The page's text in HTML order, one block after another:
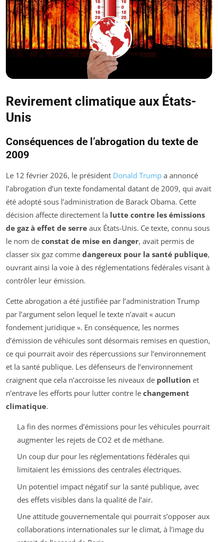
Revirement climatique aux États-
Unis
Conséquences de l’abrogation du texte de
2009
Le 12 février 2026, le président Donald Trump a annoncé
l’abrogation d’un texte fondamental datant de 2009, qui avait
été adopté sous l’administration de Barack Obama. Cette
décision affecte directement la lutte contre les émissions
de gaz à effet de serre aux États-Unis. Ce texte, connu sous
le nom de constat de mise en danger, avait permis de
classer six gaz comme dangereux pour la santé publique,
ouvrant ainsi la voie à des réglementations fédérales visant à
contrôler leur émission.
Cette abrogation a été justifiée par l’administration Trump
par l’argument selon lequel le texte n’avait « aucun
fondement juridique ». En conséquence, les normes
d’émission de véhicules sont désormais remises en question,
ce qui pourrait avoir des répercussions sur l’environnement
et la santé publique. Les défenseurs de l’environnement
craignent que cela n’accroisse les niveaux de pollution et
n’entrave les efforts pour lutter contre le changement
climatique.
La fin des normes d’émissions pour les véhicules pourrait
augmenter les rejets de CO2 et de méthane.
Un coup dur pour les réglementations fédérales qui
limitaient les émissions des centrales électriques.
Un potentiel impact négatif sur la santé publique, avec
des effets visibles dans la qualité de l’air.
Une attitude gouvernementale qui pourrait s’opposer aux
collaborations internationales sur le climat, à l’image du